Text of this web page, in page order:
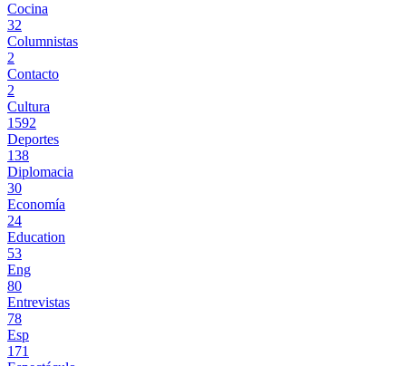
Cocina
32
Columnistas
2
Contacto
2
Cultura
1592
Deportes
138
Diplomacia
30
Economía
24
Education
53
Eng
80
Entrevistas
78
Esp
171